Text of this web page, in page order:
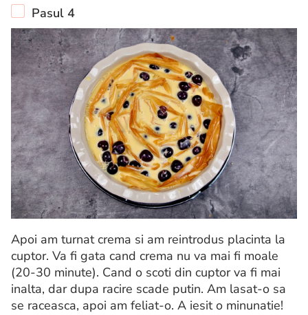
Pasul 4
Apoi am turnat crema si am reintrodus placinta la
cuptor. Va fi gata cand crema nu va mai fi moale
(20-30 minute). Cand o scoti din cuptor va fi mai
inalta, dar dupa racire scade putin. Am lasat-o sa
se raceasca, apoi am feliat-o. A iesit o minunatie!